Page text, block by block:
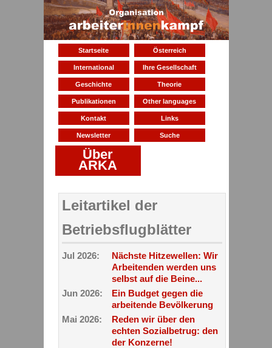
Startseite Österreich
International Ihre Gesellschaft
Geschichte Theorie
Publikationen Other languages
Kontakt Links
Newsletter Suche
Über
ARKA
Leitartikel der
Betriebsflugblätter
Jul 2026:
Nächste Hitzewellen: Wir
Arbeitenden werden uns
selbst auf die Beine...
Jun 2026:
Ein Budget gegen die
arbeitende Bevölkerung
Mai 2026:
Reden wir über den
echten Sozialbetrug: den
der Konzerne!